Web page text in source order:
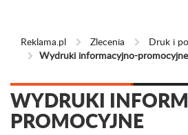
Reklama.pl Zlecenia
Druk i
Wydruki informacyjno-promocyjne
WYDRUKI
PROMOCYJNE